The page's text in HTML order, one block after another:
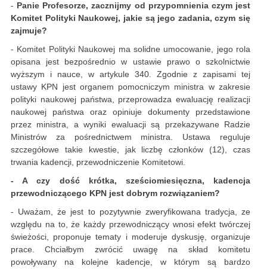
- Panie Profesorze, zacznijmy od przypomnienia czym jest
Komitet Polityki Naukowej, jakie są jego zadania, czym się
zajmuje?
- Komitet Polityki Naukowej ma solidne umocowanie, jego rola
opisana jest bezpośrednio w ustawie prawo o szkolnictwie
wyższym i nauce, w artykule 340. Zgodnie z zapisami tej
ustawy KPN jest organem pomocniczym ministra w zakresie
polityki naukowej państwa, przeprowadza ewaluację realizacji
naukowej państwa oraz opiniuje dokumenty przedstawione
przez ministra, a wyniki ewaluacji są przekazywane Radzie
Ministrów za pośrednictwem ministra. Ustawa reguluje
szczegółowe takie kwestie, jak liczbę członków (12), czas
trwania kadencji, przewodniczenie Komitetowi.
- A czy dość krótka, sześciomiesięczna, kadencja
przewodniczącego KPN jest dobrym rozwiązaniem?
- Uważam, że jest to pozytywnie zweryfikowana tradycja, ze
względu na to, że każdy przewodniczący wnosi efekt twórczej
świeżości, proponuje tematy i moderuje dyskusję, organizuje
prace. Chciałbym zwrócić uwagę na skład komitetu
powoływany na kolejne kadencje, w którym są bardzo